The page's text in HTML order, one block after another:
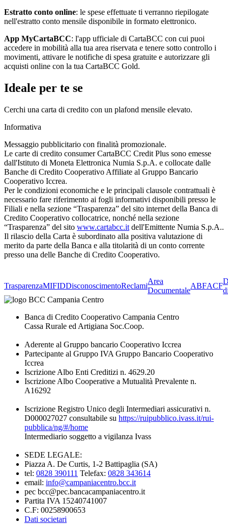
Estratto conto online: le spese effettuate ti verranno riepilogate
nell'estratto conto mensile disponibile in formato elettronico.
App MyCartaBCC: l'app ufficiale di CartaBCC con cui puoi
accedere in mobilità alla tua area riservata e tenere sotto controllo i
movimenti, attivare le notifiche di spesa gratuite e autorizzare gli
acquisti online con la tua CartaBCC Gold.
Ideale per te se
Cerchi una carta di credito con un plafond mensile elevato.
Informativa
Messaggio pubblicitario con finalità promozionale.
Le carte di credito consumer CartaBCC Credit Plus sono emesse
dall'Istituto di Moneta Elettronica Numia S.p.A. e collocate dalle
Banche di Credito Cooperativo Affiliate al Gruppo Bancario
Cooperativo Iccrea.
Per le condizioni economiche e le principali clausole contrattuali è
necessario fare riferimento ai fogli informativi disponibili presso le
Filiali e nella sezione “Trasparenza” del sito internet della Banca di
Credito Cooperativo collocatrice, nonché nella sezione
“Trasparenza” del sito www.cartabcc.it dell'Emittente Numia S.p.A..
Il rilascio della Carta è subordinato alla positiva valutazione di
merito da parte della Banca e alla titolarità di un conto corrente
presso una delle Banche di Credito Cooperativo.
TrasparenzaMIFIDDisconoscimentoReclami
Area
Documentale
ABFACF
Banca di Credito Cooperativo Campania Centro
Cassa Rurale ed Artigiana Soc.Coop.
Aderente al Gruppo bancario Cooperativo Iccrea
Partecipante al Gruppo IVA Gruppo Bancario Cooperativo
Iccrea
Iscrizione Albo Enti Creditizi n. 4629.20
Iscrizione Albo Cooperative a Mutualità Prevalente n.
A16292
Iscrizione Registro Unico degli Intermediari assicurativi n.
D000027027 consultabile su https://ruipubblico.ivass.it/rui-
pubblica/ng/#/home
Intermediario soggetto a vigilanza Ivass
SEDE LEGALE:
Piazza A. De Curtis, 1-2 Battipaglia (SA)
tel: 0828 390111 Telefax: 0828 343614
email: info@campaniacentro.bcc.it
pec bcc@pec.bancacampaniacentro.it
Partita IVA 15240741007
C.F: 00258900653
Dati societari